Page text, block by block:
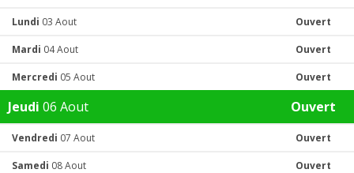
Lundi 03 Aout Ouvert
Mardi 04 Aout Ouvert
Mercredi 05 Aout Ouvert
Jeudi 06 Aout Ouvert
Vendredi 07 Aout Ouvert
Samedi 08 Aout Ouvert